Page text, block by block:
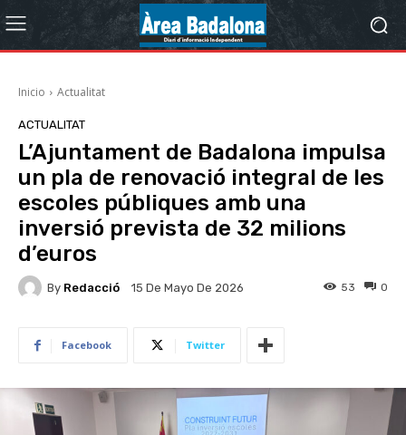
Inicio Actualitat
ACTUALITAT
L’Ajuntament de Badalona impulsa
un pla de renovació integral de les
escoles públiques amb una
inversió prevista de 32 milions
d’euros
By Redacció 15 De Mayo De 2026 0
53
Facebook Twitter